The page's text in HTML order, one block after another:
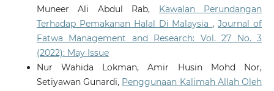
Muneer Ali Abdul Rab, Kawalan Perundangan
Terhadap Pemakanan Halal Di Malaysia,Journal of
Fatwa Management and Research: Vol. 27 No. 3
(2022): May Issue
Nur Wahida Lokman, Amir Husin Mohd Nor,
Setiyawan Gunardi, Penggunaan Kalimah Allah Oleh